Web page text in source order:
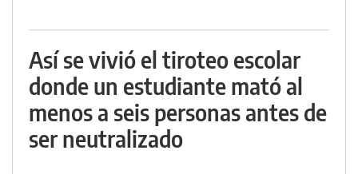
Así se vivió el tiroteo escolar
donde un estudiante mató al
menos a seis personas antes de
ser neutralizado